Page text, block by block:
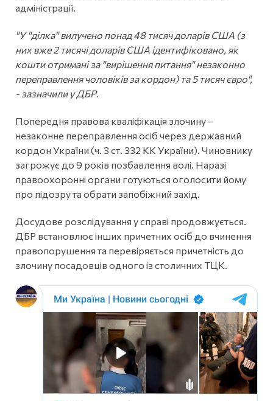
адміністрації.
"У "ділка" вилучено понад 48 тисяч доларів США (з
них вже 2 тисячі доларів США ідентифіковано, як
кошти отримані за "вирішення питання" незаконно
переправлення чоловіків за кордон) та 5 тисяч євро",
- зазначили у ДБР.
Попередня правова кваліфікація злочину -
незаконне переправлення осіб через державний
кордон України (ч. 3 ст. 332 КК України). Чиновнику
загрожує до 9 років позбавлення волі. Наразі
правоохоронні органи готуються оголосити йому
про підозру та обрати запобіжний захід.
Досудове розслідування у справі продовжується.
ДБР встановлює інших причетних осіб до вчинення
правопорушення та перевіряється причетність до
злочину посадовців одного із столичних ТЦК.